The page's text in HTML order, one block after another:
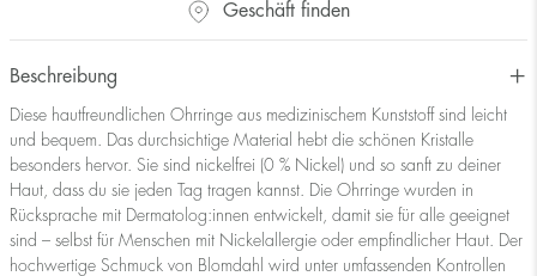
Geschäft finden
Beschreibung
Diese hautfreundlichen Ohrringe aus medizinischem Kunststoff sind leicht
und bequem. Das durchsichtige Material hebt die schönen Kristalle
besonders hervor. Sie sind nickelfrei (0 % Nickel) und so sanft zu deiner
Haut, dass du sie jeden Tag tragen kannst. Die Ohrringe wurden in
Rücksprache mit Dermatolog:innen entwickelt, damit sie für alle geeignet
sind – selbst für Menschen mit Nickelallergie oder empfindlicher Haut. Der
hochwertige Schmuck von Blomdahl wird unter umfassenden Kontrollen